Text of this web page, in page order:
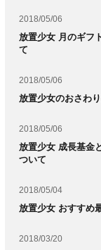
2018/05/06
放置少女 月のギフ
て
2018/05/06
放置少女のおさわ
2018/05/06
放置少女 成長基金
ついて
2018/05/04
放置少女 おすすめ
2018/03/20